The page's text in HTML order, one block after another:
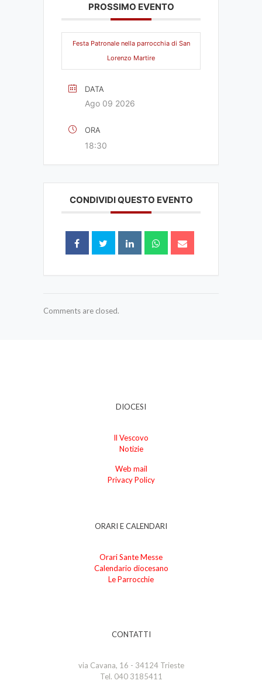
PROSSIMO EVENTO
Festa Patronale nella parrocchia di San
Lorenzo Martire
DATA
Ago 09 2026
ORA
18:30
CONDIVIDI QUESTO EVENTO
Comments are closed.
DIOCESI
Il Vescovo
Notizie
Web mail
Privacy Policy
ORARI E CALENDARI
Orari Sante Messe
Calendario diocesano
Le Parrocchie
CONTATTI
via Cavana, 16 - 34124 Trieste
Tel. 040 3185411